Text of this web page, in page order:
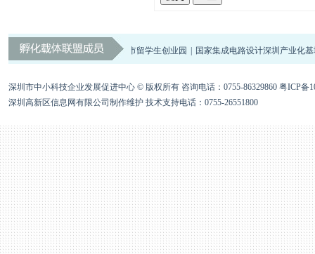
深圳虚拟大学园 | 深圳市留学生创业园 国家集成电路设计深圳产业化基
深圳市中小科技企业发展促进中心 © 版权所有 咨询电话：0755-86329860 粤ICP备
深圳高新区信息网有限公司制作维护 技术支持电话：0755-26551800